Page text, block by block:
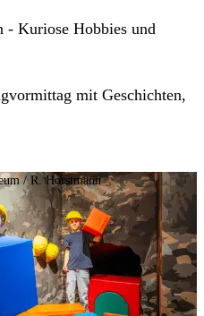
- Kuriose Hobbies und
mit Geschichten,
/ R. Horstmann